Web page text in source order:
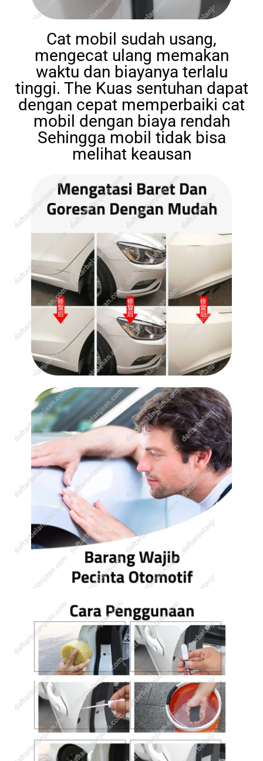
Cat mobil sudah usang,
mengecat ulang memakan
waktu dan biayanya terlalu
tinggi. The Kuas sentuhan dapat
dengan cepat memperbaiki cat
mobil dengan biaya rendah
Sehingga mobil tidak bisa
melihat keausan